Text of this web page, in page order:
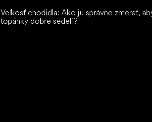
Veľkosť chodidla: Ako ju správne zmerať,
topánky dobre sedeli?